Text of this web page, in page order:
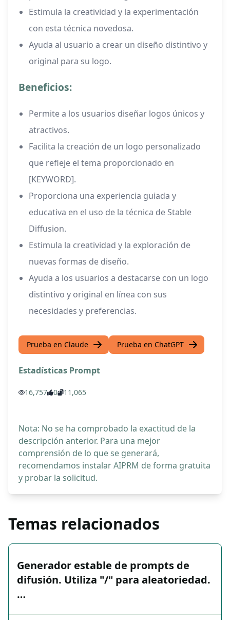
Estimula la creatividad y la experimentación
con esta técnica novedosa.
Ayuda al usuario a crear un diseño distintivo y
original para su logo.
Beneficios:
Permite a los usuarios diseñar logos únicos y
atractivos.
Facilita la creación de un logo personalizado
que refleje el tema proporcionado en
[KEYWORD].
Proporciona una experiencia guiada y
educativa en el uso de la técnica de Stable
Diffusion.
Estimula la creatividad y la exploración de
nuevas formas de diseño.
Ayuda a los usuarios a destacarse con un logo
distintivo y original en línea con sus
necesidades y preferencias.
Prueba en Claude Prueba en ChatGPT
Estadísticas Prompt
16,757 0 11,065
Nota: No se ha comprobado la exactitud de la
descripción anterior. Para una mejor
comprensión de lo que se generará,
recomendamos instalar AIPRM de forma gratuita
y probar la solicitud.
Temas relacionados
Generador estable de prompts de
difusión. Utiliza "/" para aleatoriedad.
…